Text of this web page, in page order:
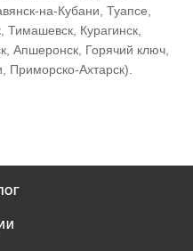
на-Кубани, Туапсе,
Тимашевск, Курагинск,
Апшеронск, Горячий ключ,
Приморско-Ахтарск).